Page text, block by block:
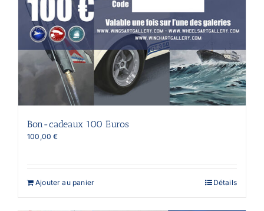
Bon-cadeaux 100 Euros
100,00€
Ajouter au panier Détails